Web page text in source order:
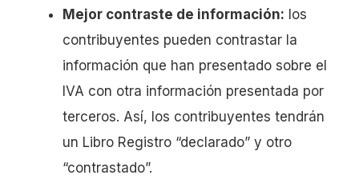
Mejor contraste de información: los
contribuyentes pueden contrastar la
información que han presentado sobre el
IVA con otra información presentada por
terceros. Así, los contribuyentes tendrán
un Libro Registro “declarado” y otro
“contrastado”.